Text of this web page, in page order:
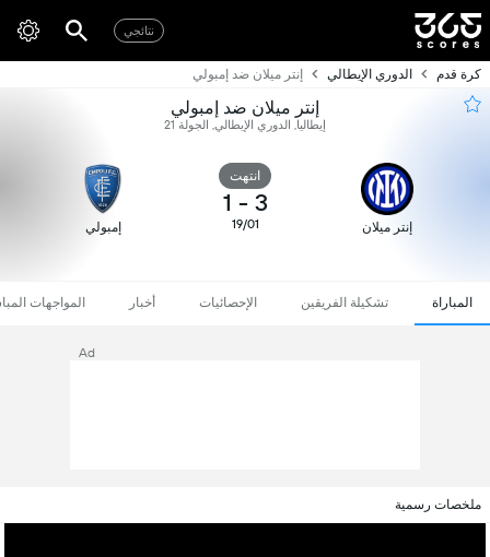
نتائجي
كرة قدم الدوري الإيطالي إنتر ميلان ضد إمبولي
إنتر ميلان ضد إمبولي
إيطاليا, الدوري الإيطالي, الجولة 21
إنتر ميلان
انتهت
3
-
1
19/01 إمبولي
المباراة تشكيلة الفريقين الإحصائيات أخبار المواجهات
Ad
ملخصات رسمية